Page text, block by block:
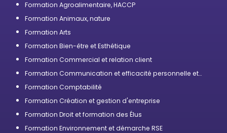
Formation Agroalimentaire, HACCP
Formation Animaux, nature
Formation Arts
Formation Bien-être et Esthétique
Formation Commercial et relation client
Formation Communication et efficacité personnelle et
Formation Comptabilité
Formation Création et gestion d'entreprise
Formation Droit et formation des Élus
Formation Environnement et démarche RSE